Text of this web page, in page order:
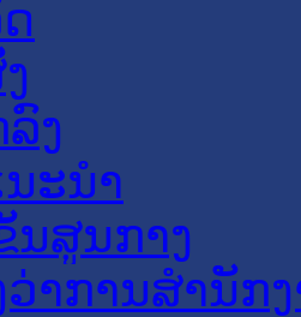
ງ
ະນໍາ
ນສູນກາງ
າການສໍານັກ